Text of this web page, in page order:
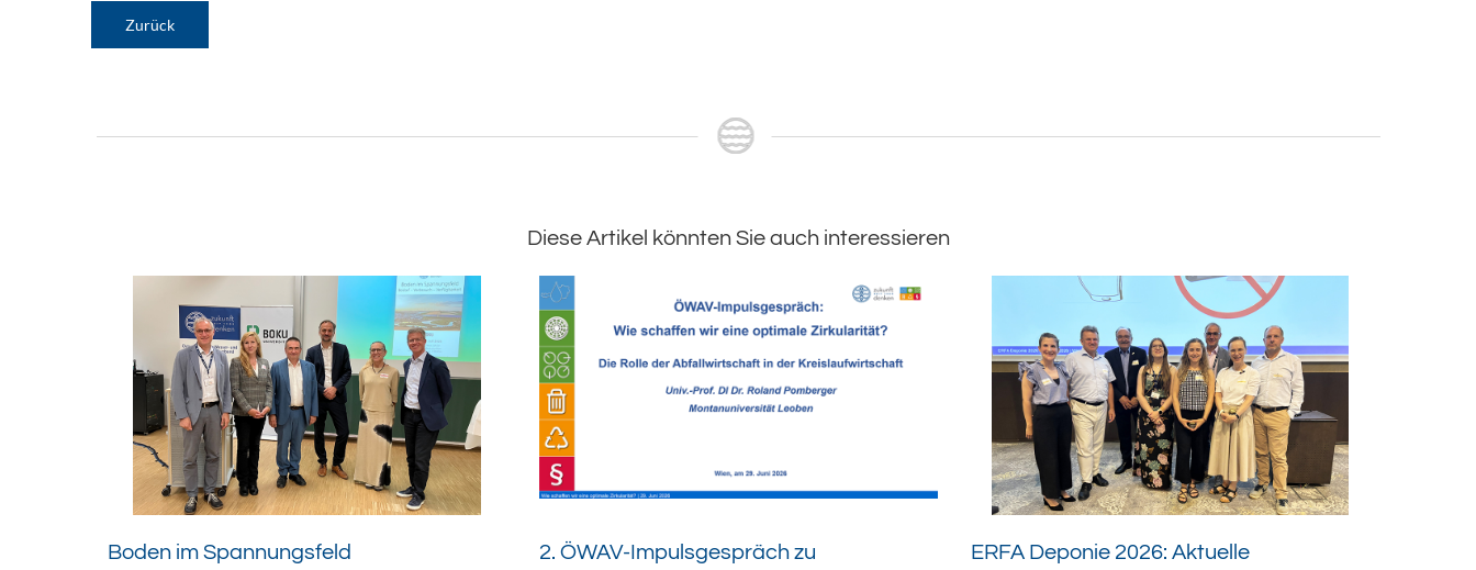
Zurück
Diese Artikel könnten Sie auch interessieren
Boden im Spannungsfeld
2. ÖWAV-Impulsgespräch zu
ERFA Deponie 2026: Aktuelle